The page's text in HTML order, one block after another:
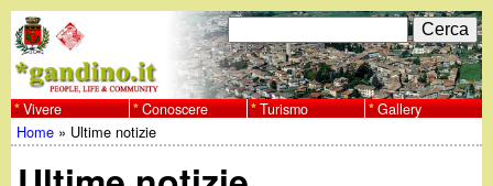
al
contenuto
principale
w
F
o
r
C
e
r
c
Vivere Conoscere Turismo Gallery
Tu
Home » Ultime notizie